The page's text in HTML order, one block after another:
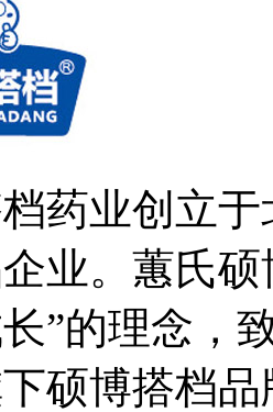
药业创立
业。蕙氏
”的理念，
硕博搭档